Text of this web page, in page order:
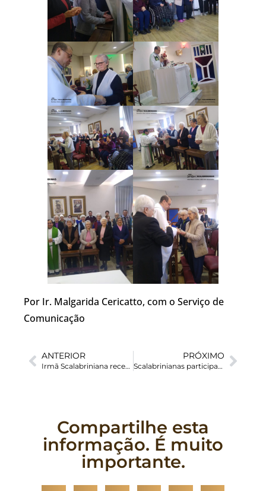
Por Ir. Malgarida Cericatto, com o Serviço de
Comunicação
ANTERIOR
Irmã Scalabriniana recebe homenagem por atuação junto a repatriados do Líbano
PRÓXIMO
Scalabrinianas participam da 51ª Romaria de Nossa Senhora Conquistadora
Compartilhe esta
informação. É muito
importante.